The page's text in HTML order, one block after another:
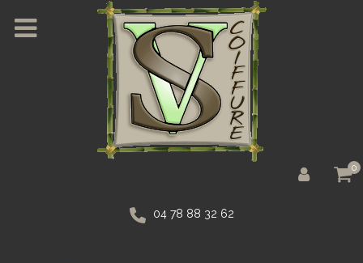
0
04 78 88 32 62